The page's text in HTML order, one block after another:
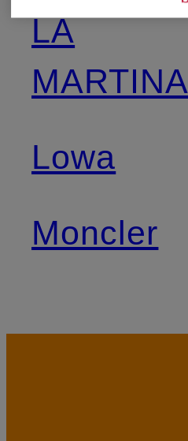
LA
MARTINA
Lowa
Moncler